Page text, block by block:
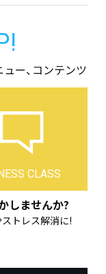
ー、コンテンツ
CLASS
しませんか?
トレス解消に!